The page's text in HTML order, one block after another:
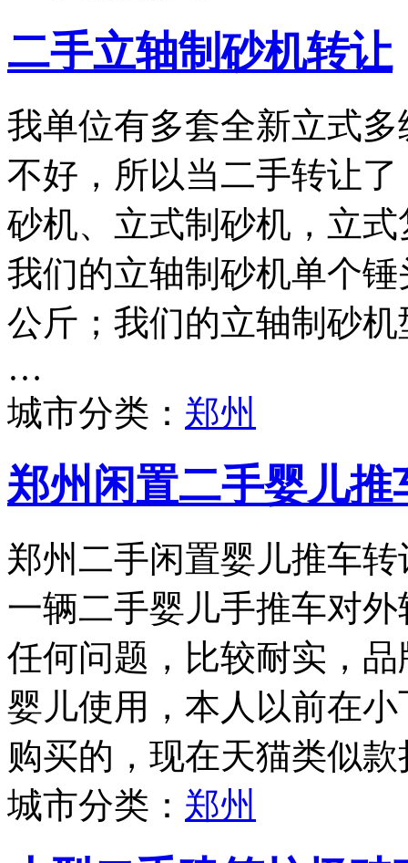
二手立轴制砂机转让
我单位有多套全新立式
不好，所以当二手转让
砂机、立式制砂机，立
我们的立轴制砂机单个
公斤；我们的立轴制砂
…
城市分类： 郑州
郑州闲置二手婴儿推
郑州二手闲置婴儿推车
一辆二手婴儿手推车对
任何问题，比较耐实，品
婴儿使用，本人以前在
购买的，现在天猫类似
城市分类： 郑州